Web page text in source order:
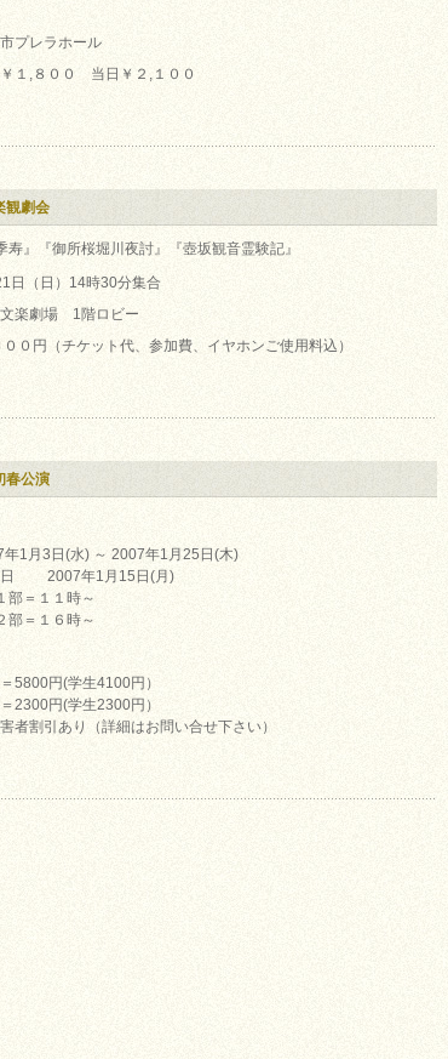
プレラホール
１,８００ 当日￥２,１００
観劇会
寿』『御所桜堀川夜討』『壺坂観音霊験記』
日（日）14時30分集合
文楽劇場 1階ロビー
００円（チケット代、参加費、イヤホンご使用料込）
春公演
年1月3日(水) ～ 2007年1月25日(木)
日 2007年1月15日(月)
部＝１１時～
部＝１６時～
5800円(学生4100円）
2300円(学生2300円）
者割引あり（詳細はお問い合せ下さい）